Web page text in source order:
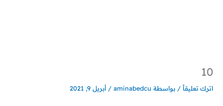
10
اترك تعليقاً / بواسطة aminabedcu
/ أبريل 9, 2021